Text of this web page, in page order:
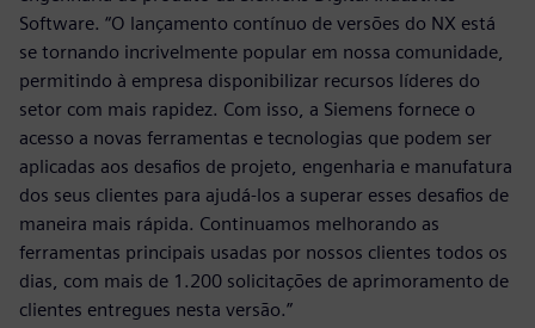
Software. “O lançamento contínuo de versões do NX está
se tornando incrivelmente popular em nossa comunidade,
permitindo à empresa disponibilizar recursos líderes do
setor com mais rapidez. Com isso, a Siemens fornece o
acesso a novas ferramentas e tecnologias que podem ser
aplicadas aos desafios de projeto, engenharia e manufatura
dos seus clientes para ajudá-los a superar esses desafios de
maneira mais rápida. Continuamos melhorando as
ferramentas principais usadas por nossos clientes todos os
dias, com mais de 1.200 solicitações de aprimoramento de
clientes entregues nesta versão.”